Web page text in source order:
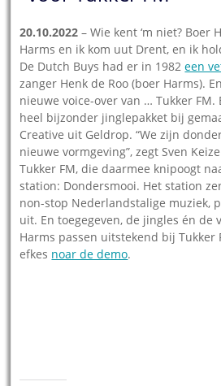
20.10.2022 – Wie kent ‘m niet? Boer
Harms en ik kom uut Drent, en ik
De Dutch Buys had er in 1982een
zanger Henk de Roo (boer Harms).
nieuwe voice-over van … Tukker FM.
heel bijzonder jinglepakket bij
Creative uit Geldrop. “We zijn
nieuwe vormgeving”, zegt Sven
Tukker FM, die daarmee knipoogt
station: Dondersmooi. Het station
non-stop Nederlandstalige muziek,
uit. En toegegeven, de jingles én de
Harms passen uitstekend bij Tukker
efkes noar de demo.